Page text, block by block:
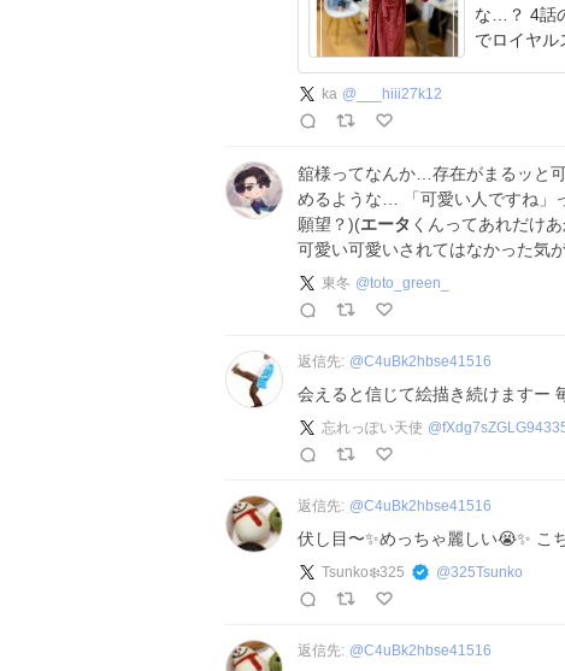
な…？ 4話
でロイヤル
ka @ ___hiii27k12
舘様ってなんか…存在がまるッ
めるような… 「可愛い人ですね」
願望？)(エータ くんってあれだけ
可愛い可愛いされてはなかった気
東冬 @toto_green_
返信先: @C4uBk2hbse41516
会えると信じて絵描き続けますー
忘れっぽい天使 @
返信先: @C4uBk2hbse41516
伏し目〜✨めっちゃ麗しい😭✨ こ
Tsunko❄️325 @325Tsunko
返信先: @C4uBk2hbse41516